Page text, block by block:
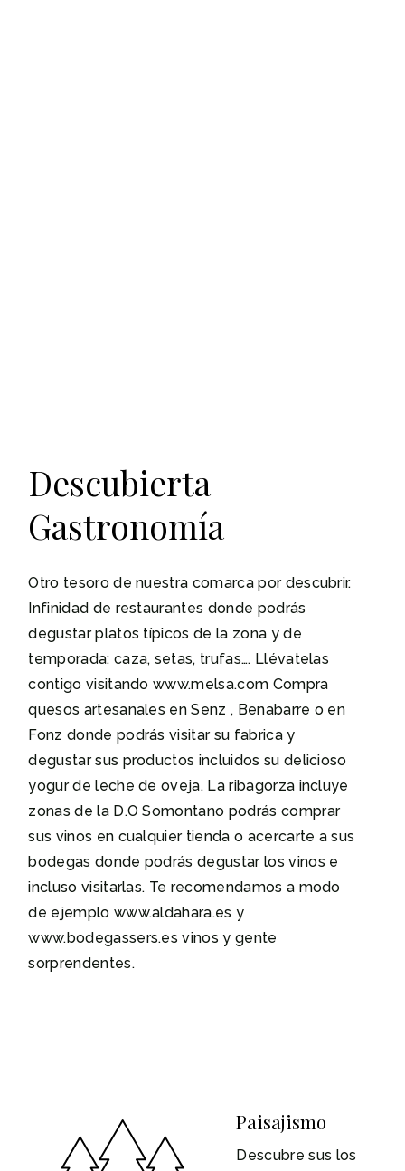
Descubierta
Gastronomía
Otro tesoro de nuestra comarca por descubrir.
Infinidad de restaurantes donde podrás
degustar platos típicos de la zona y de
temporada: caza, setas, trufas…. Llévatelas
contigo visitando www.melsa.com Compra
quesos artesanales en Senz , Benabarre o en
Fonz donde podrás visitar su fabrica y
degustar sus productos incluidos su delicioso
yogur de leche de oveja. La ribagorza incluye
zonas de la D.O Somontano podrás comprar
sus vinos en cualquier tienda o acercarte a sus
bodegas donde podrás degustar los vinos e
incluso visitarlas. Te recomendamos a modo
de ejemplo www.aldahara.es y
www.bodegassers.es vinos y gente
sorprendentes.
Paisajismo
Descubre sus los